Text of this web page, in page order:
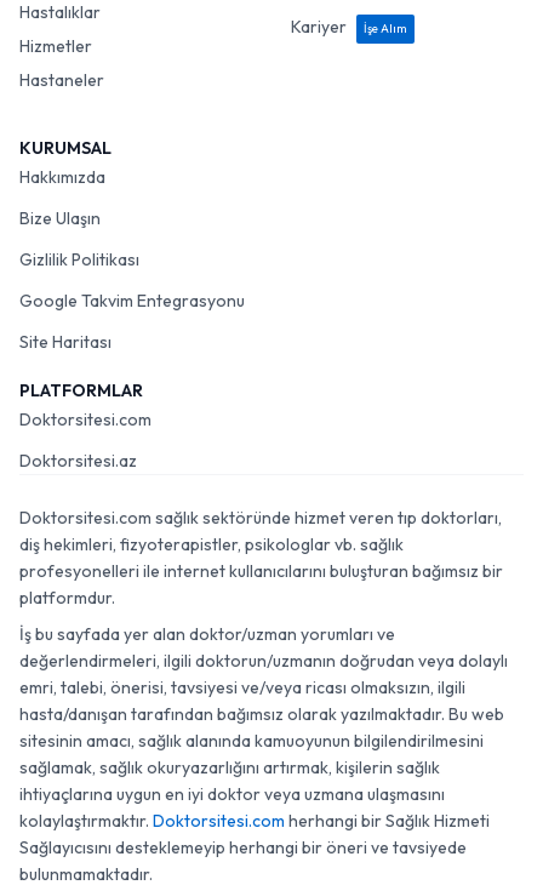
Hastalıklar
Hizmetler
Hastaneler
Kariyer
İşe Alım
KURUMSAL
Hakkımızda
Bize Ulaşın
Gizlilik Politikası
Google Takvim Entegrasyonu
Site Haritası
PLATFORMLAR
Doktorsitesi.com
Doktorsitesi.az
Doktorsitesi.com sağlık sektöründe hizmet veren tıp doktorları,
diş hekimleri, fizyoterapistler, psikologlar vb. sağlık
profesyonelleri ile internet kullanıcılarını buluşturan bağımsız bir
platformdur.
İş bu sayfada yer alan doktor/uzman yorumları ve
değerlendirmeleri, ilgili doktorun/uzmanın doğrudan veya dolaylı
emri, talebi, önerisi, tavsiyesi ve/veya ricası olmaksızın, ilgili
hasta/danışan tarafından bağımsız olarak yazılmaktadır. Bu web
sitesinin amacı, sağlık alanında kamuoyunun bilgilendirilmesini
sağlamak, sağlık okuryazarlığını artırmak, kişilerin sağlık
ihtiyaçlarına uygun en iyi doktor veya uzmana ulaşmasını
kolaylaştırmaktır. Doktorsitesi.com herhangi bir Sağlık Hizmeti
Sağlayıcısını desteklemeyip herhangi bir öneri ve tavsiyede
bulunmamaktadır.